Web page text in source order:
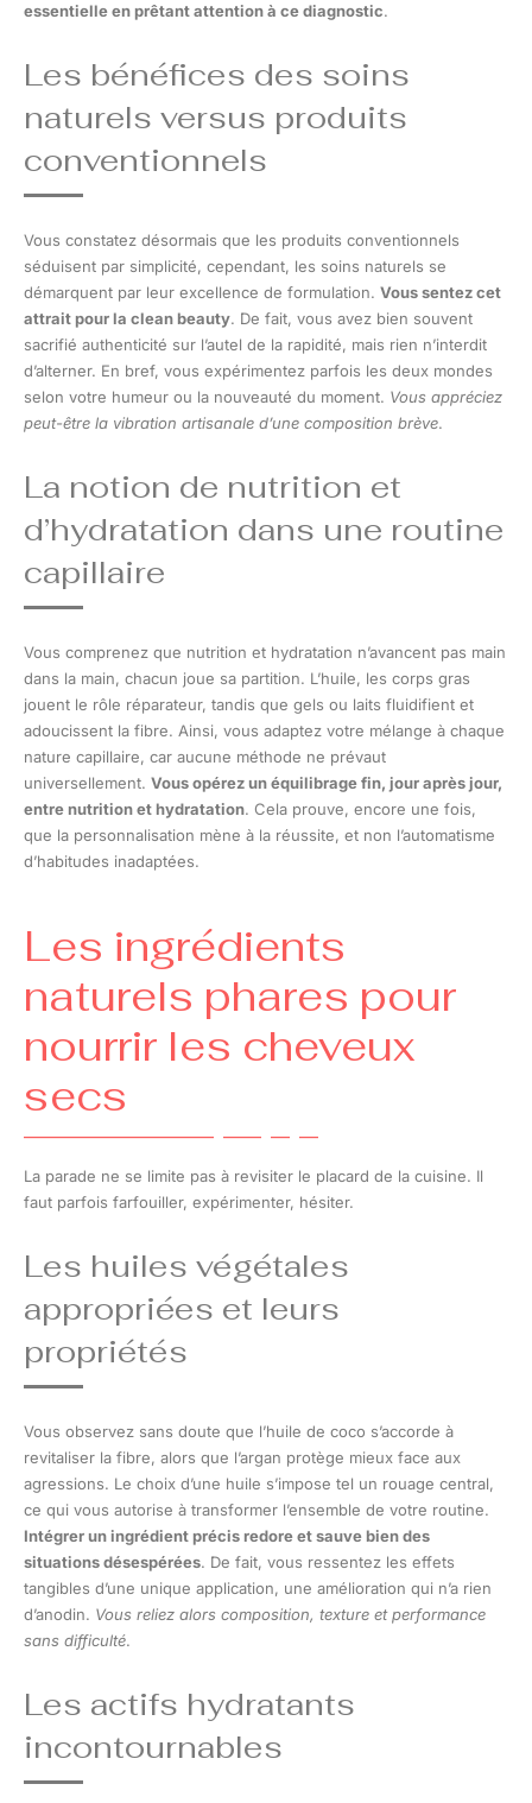
essentielle en prêtant attention à ce diagnostic.
Les bénéfices des soins
naturels versus produits
conventionnels
Vous constatez désormais que les produits conventionnels
séduisent par simplicité, cependant, les soins naturels se
démarquent par leur excellence de formulation. Vous sentez cet
attrait pour la clean beauty. De fait, vous avez bien souvent
sacrifié authenticité sur l’autel de la rapidité, mais rien n’interdit
d’alterner. En bref, vous expérimentez parfois les deux mondes
selon votre humeur ou la nouveauté du moment. Vous appréciez
peut-être la vibration artisanale d’une composition brève.
La notion de nutrition et
d’hydratation dans une routine
capillaire
Vous comprenez que nutrition et hydratation n’avancent pas main
dans la main, chacun joue sa partition. L’huile, les corps gras
jouent le rôle réparateur, tandis que gels ou laits fluidifient et
adoucissent la fibre. Ainsi, vous adaptez votre mélange à chaque
nature capillaire, car aucune méthode ne prévaut
universellement. Vous opérez un équilibrage fin, jour après jour,
entre nutrition et hydratation. Cela prouve, encore une fois,
que la personnalisation mène à la réussite, et non l’automatisme
d’habitudes inadaptées.
Les ingrédients
naturels phares pour
nourrir les cheveux
secs
La parade ne se limite pas à revisiter le placard de la cuisine. Il
faut parfois farfouiller, expérimenter, hésiter.
Les huiles végétales
appropriées et leurs
propriétés
Vous observez sans doute que l’huile de coco s’accorde à
revitaliser la fibre, alors que l’argan protège mieux face aux
agressions. Le choix d’une huile s’impose tel un rouage central,
ce qui vous autorise à transformer l’ensemble de votre routine.
Intégrer un ingrédient précis redore et sauve bien des
situations désespérées. De fait, vous ressentez les effets
tangibles d’une unique application, une amélioration qui n’a rien
d’anodin. Vous reliez alors composition, texture et performance
sans difficulté.
Les actifs hydratants
incontournables